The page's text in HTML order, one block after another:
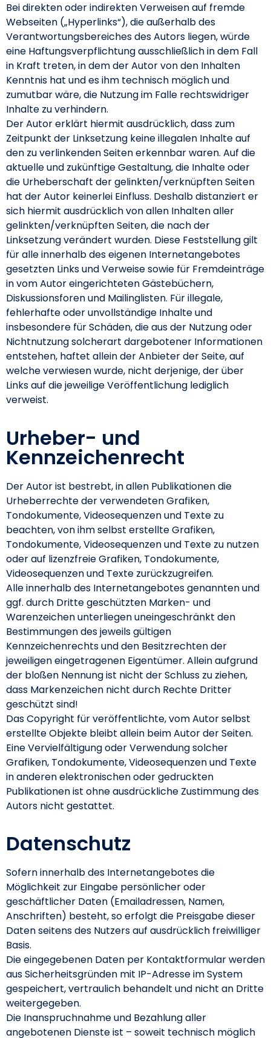
Bei direkten oder indirekten Verweisen auf fremde
Webseiten („Hyperlinks“), die außerhalb des
Verantwortungsbereiches des Autors liegen, würde
eine Haftungsverpflichtung ausschließlich in dem Fall
in Kraft treten, in dem der Autor von den Inhalten
Kenntnis hat und es ihm technisch möglich und
zumutbar wäre, die Nutzung im Falle rechtswidriger
Inhalte zu verhindern.
Der Autor erklärt hiermit ausdrücklich, dass zum
Zeitpunkt der Linksetzung keine illegalen Inhalte auf
den zu verlinkenden Seiten erkennbar waren. Auf die
aktuelle und zukünftige Gestaltung, die Inhalte oder
die Urheberschaft der gelinkten/verknüpften Seiten
hat der Autor keinerlei Einfluss. Deshalb distanziert er
sich hiermit ausdrücklich von allen Inhalten aller
gelinkten/verknüpften Seiten, die nach der
Linksetzung verändert wurden. Diese Feststellung gilt
für alle innerhalb des eigenen Internetangebotes
gesetzten Links und Verweise sowie für Fremdeinträge
in vom Autor eingerichteten Gästebüchern,
Diskussionsforen und Mailinglisten. Für illegale,
fehlerhafte oder unvollständige Inhalte und
insbesondere für Schäden, die aus der Nutzung oder
Nichtnutzung solcherart dargebotener Informationen
entstehen, haftet allein der Anbieter der Seite, auf
welche verwiesen wurde, nicht derjenige, der über
Links auf die jeweilige Veröffentlichung lediglich
verweist.
Urheber- und
Kennzeichenrecht
Der Autor ist bestrebt, in allen Publikationen die
Urheberrechte der verwendeten Grafiken,
Tondokumente, Videosequenzen und Texte zu
beachten, von ihm selbst erstellte Grafiken,
Tondokumente, Videosequenzen und Texte zu nutzen
oder auf lizenzfreie Grafiken, Tondokumente,
Videosequenzen und Texte zurückzugreifen.
Alle innerhalb des Internetangebotes genannten und
ggf. durch Dritte geschützten Marken- und
Warenzeichen unterliegen uneingeschränkt den
Bestimmungen des jeweils gültigen
Kennzeichenrechts und den Besitzrechten der
jeweiligen eingetragenen Eigentümer. Allein aufgrund
der bloßen Nennung ist nicht der Schluss zu ziehen,
dass Markenzeichen nicht durch Rechte Dritter
geschützt sind!
Das Copyright für veröffentlichte, vom Autor selbst
erstellte Objekte bleibt allein beim Autor der Seiten.
Eine Vervielfältigung oder Verwendung solcher
Grafiken, Tondokumente, Videosequenzen und Texte
in anderen elektronischen oder gedruckten
Publikationen ist ohne ausdrückliche Zustimmung des
Autors nicht gestattet.
Datenschutz
Sofern innerhalb des Internetangebotes die
Möglichkeit zur Eingabe persönlicher oder
geschäftlicher Daten (Emailadressen, Namen,
Anschriften) besteht, so erfolgt die Preisgabe dieser
Daten seitens des Nutzers auf ausdrücklich freiwilliger
Basis.
Die eingegebenen Daten per Kontaktformular werden
aus Sicherheitsgründen mit IP-Adresse im System
gespeichert, vertraulich behandelt und nicht an Dritte
weitergegeben.
Die Inanspruchnahme und Bezahlung aller
angebotenen Dienste ist – soweit technisch möglich